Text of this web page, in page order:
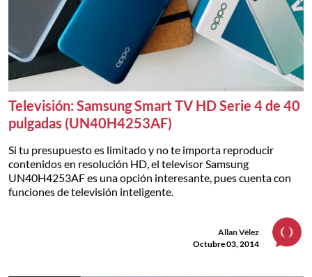
Televisión: Samsung Smart TV HD Serie 4 de 40
pulgadas (UN40H4253AF)
Si tu presupuesto es limitado y no te importa reproducir
contenidos en resolución HD, el televisor Samsung
UN40H4253AF es una opción interesante, pues cuenta con
funciones de televisión inteligente.
Allan Vélez
Octubre 03, 2014